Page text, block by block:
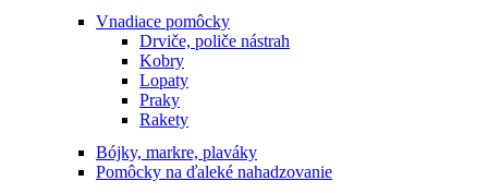
Vnadiace pomôcky
Drviče, poliče nástrah
Kobry
Lopaty
Praky
Rakety
Bójky, markre, plaváky
Pomôcky na ďaleké nahadzovanie